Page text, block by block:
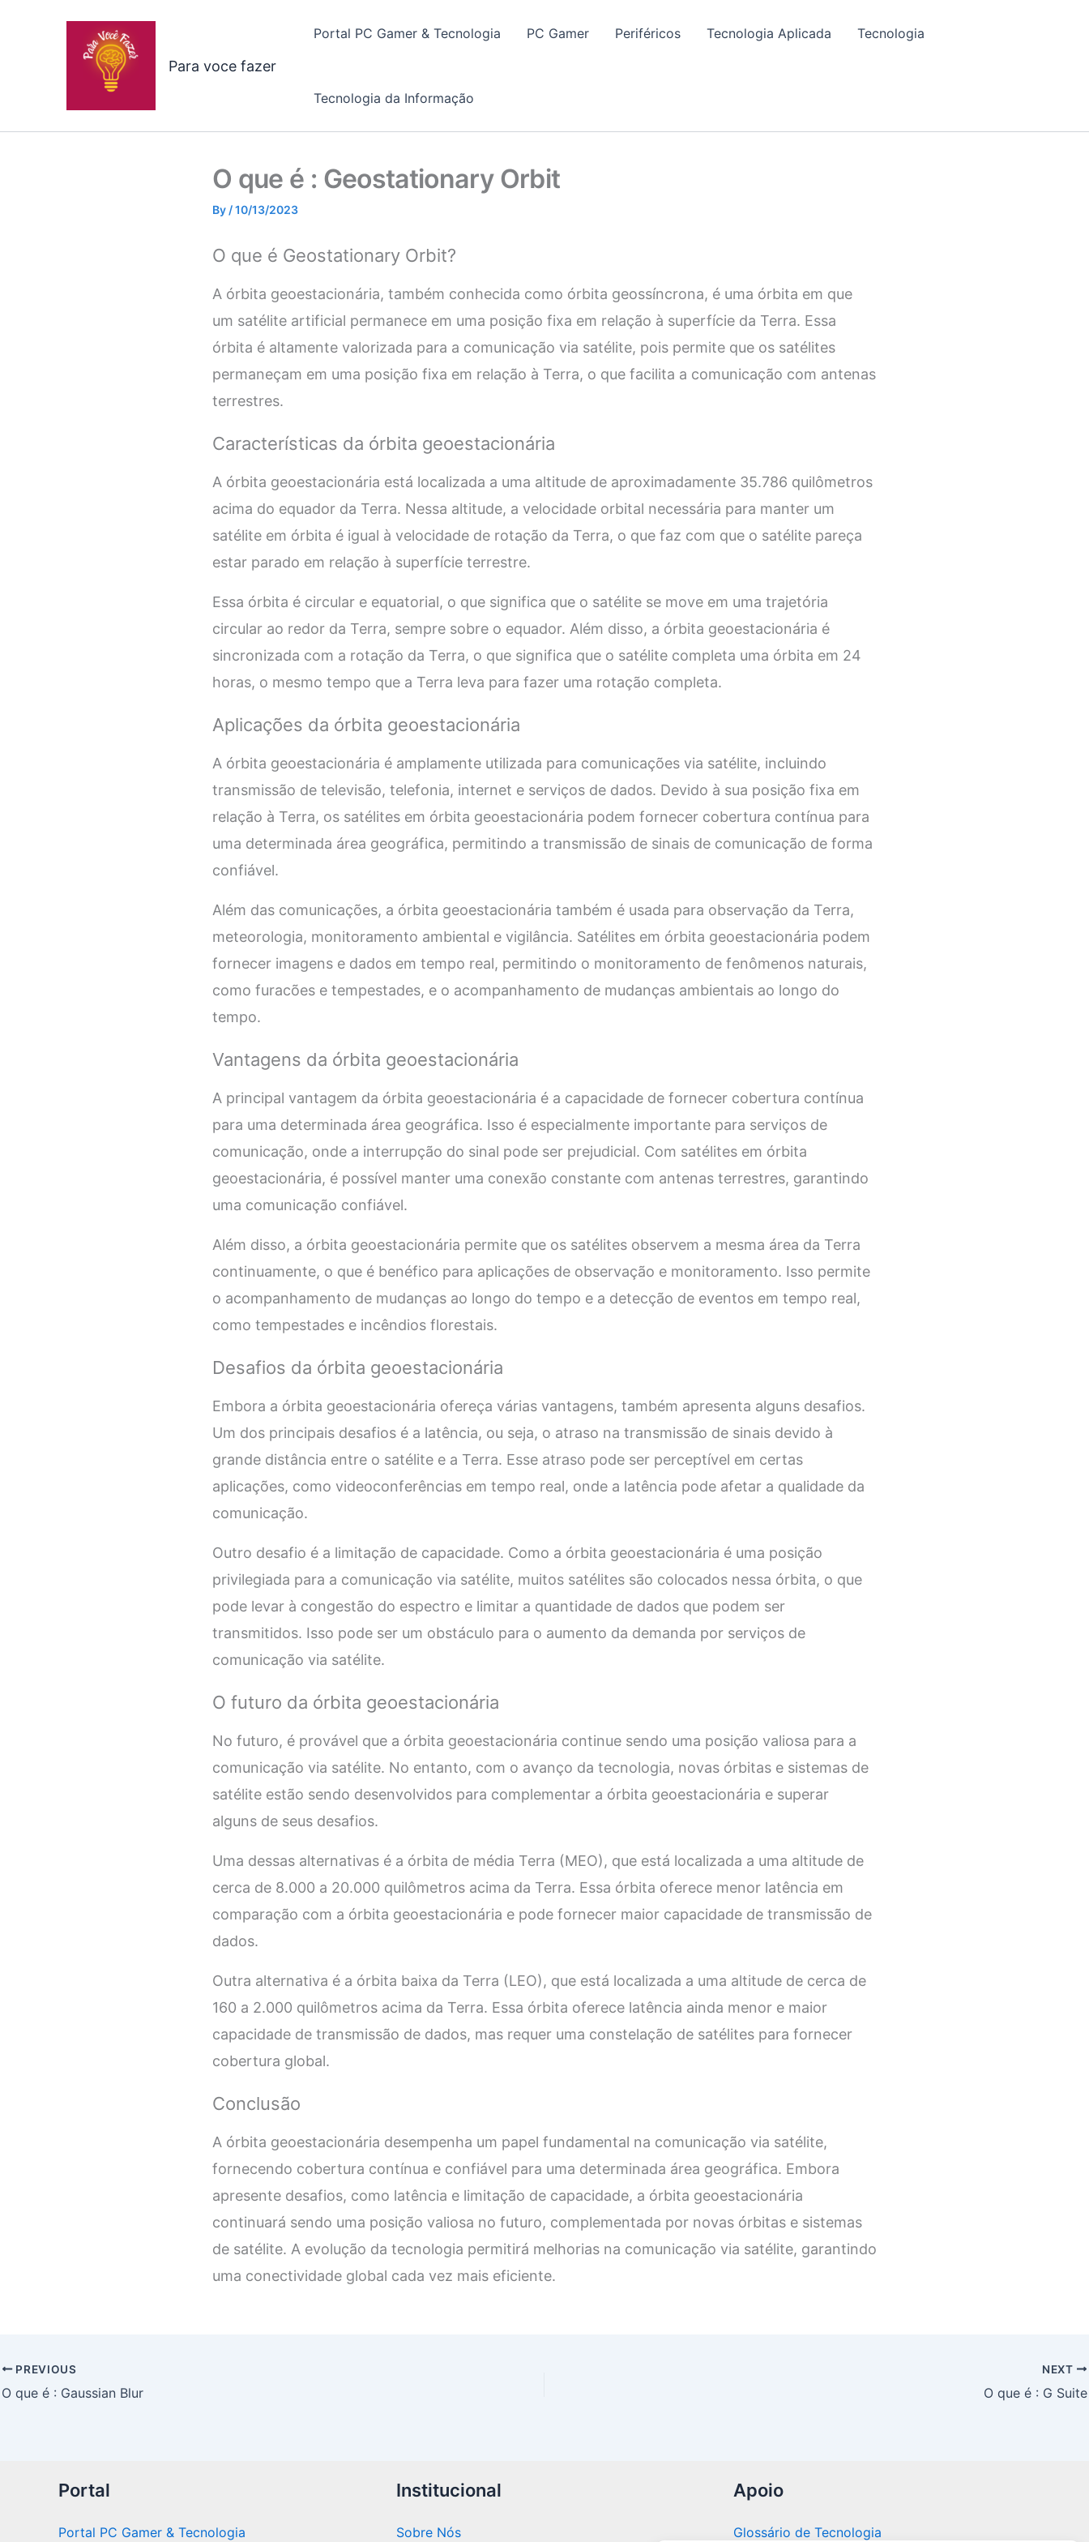
Para voce fazer
Portal PC Gamer & Tecnologia PC Gamer Periféricos Tecnologia Aplicada Tecnologia
Tecnologia da Informação
O que é : Geostationary Orbit
By /10/13/2023
O que é Geostationary Orbit?
A órbita geoestacionária, também conhecida como órbita geossíncrona, é uma órbita em que
um satélite artificial permanece em uma posição fixa em relação à superfície da Terra. Essa
órbita é altamente valorizada para a comunicação via satélite, pois permite que os satélites
permaneçam em uma posição fixa em relação à Terra, o que facilita a comunicação com antenas
terrestres.
Características da órbita geoestacionária
A órbita geoestacionária está localizada a uma altitude de aproximadamente 35.786 quilômetros
acima do equador da Terra. Nessa altitude, a velocidade orbital necessária para manter um
satélite em órbita é igual à velocidade de rotação da Terra, o que faz com que o satélite pareça
estar parado em relação à superfície terrestre.
Essa órbita é circular e equatorial, o que significa que o satélite se move em uma trajetória
circular ao redor da Terra, sempre sobre o equador. Além disso, a órbita geoestacionária é
sincronizada com a rotação da Terra, o que significa que o satélite completa uma órbita em 24
horas, o mesmo tempo que a Terra leva para fazer uma rotação completa.
Aplicações da órbita geoestacionária
A órbita geoestacionária é amplamente utilizada para comunicações via satélite, incluindo
transmissão de televisão, telefonia, internet e serviços de dados. Devido à sua posição fixa em
relação à Terra, os satélites em órbita geoestacionária podem fornecer cobertura contínua para
uma determinada área geográfica, permitindo a transmissão de sinais de comunicação de forma
confiável.
Além das comunicações, a órbita geoestacionária também é usada para observação da Terra,
meteorologia, monitoramento ambiental e vigilância. Satélites em órbita geoestacionária podem
fornecer imagens e dados em tempo real, permitindo o monitoramento de fenômenos naturais,
como furacões e tempestades, e o acompanhamento de mudanças ambientais ao longo do
tempo.
Vantagens da órbita geoestacionária
A principal vantagem da órbita geoestacionária é a capacidade de fornecer cobertura contínua
para uma determinada área geográfica. Isso é especialmente importante para serviços de
comunicação, onde a interrupção do sinal pode ser prejudicial. Com satélites em órbita
geoestacionária, é possível manter uma conexão constante com antenas terrestres, garantindo
uma comunicação confiável.
Além disso, a órbita geoestacionária permite que os satélites observem a mesma área da Terra
continuamente, o que é benéfico para aplicações de observação e monitoramento. Isso permite
o acompanhamento de mudanças ao longo do tempo e a detecção de eventos em tempo real,
como tempestades e incêndios florestais.
Desafios da órbita geoestacionária
Embora a órbita geoestacionária ofereça várias vantagens, também apresenta alguns desafios.
Um dos principais desafios é a latência, ou seja, o atraso na transmissão de sinais devido à
grande distância entre o satélite e a Terra. Esse atraso pode ser perceptível em certas
aplicações, como videoconferências em tempo real, onde a latência pode afetar a qualidade da
comunicação.
Outro desafio é a limitação de capacidade. Como a órbita geoestacionária é uma posição
privilegiada para a comunicação via satélite, muitos satélites são colocados nessa órbita, o que
pode levar à congestão do espectro e limitar a quantidade de dados que podem ser
transmitidos. Isso pode ser um obstáculo para o aumento da demanda por serviços de
comunicação via satélite.
O futuro da órbita geoestacionária
No futuro, é provável que a órbita geoestacionária continue sendo uma posição valiosa para a
comunicação via satélite. No entanto, com o avanço da tecnologia, novas órbitas e sistemas de
satélite estão sendo desenvolvidos para complementar a órbita geoestacionária e superar
alguns de seus desafios.
Uma dessas alternativas é a órbita de média Terra (MEO), que está localizada a uma altitude de
cerca de 8.000 a 20.000 quilômetros acima da Terra. Essa órbita oferece menor latência em
comparação com a órbita geoestacionária e pode fornecer maior capacidade de transmissão de
dados.
Outra alternativa é a órbita baixa da Terra (LEO), que está localizada a uma altitude de cerca de
160 a 2.000 quilômetros acima da Terra. Essa órbita oferece latência ainda menor e maior
capacidade de transmissão de dados, mas requer uma constelação de satélites para fornecer
cobertura global.
Conclusão
A órbita geoestacionária desempenha um papel fundamental na comunicação via satélite,
fornecendo cobertura contínua e confiável para uma determinada área geográfica. Embora
apresente desafios, como latência e limitação de capacidade, a órbita geoestacionária
continuará sendo uma posição valiosa no futuro, complementada por novas órbitas e sistemas
de satélite. A evolução da tecnologia permitirá melhorias na comunicação via satélite, garantindo
uma conectividade global cada vez mais eficiente.
PREVIOUS
O que é : Gaussian Blur
NEXT
O que é : G Suite
Portal
Portal PC Gamer & Tecnologia
Institucional
Sobre Nós
Apoio
Glossário de Tecnologia